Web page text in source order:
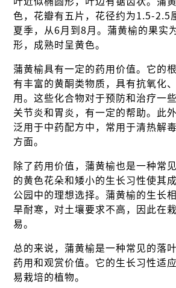
色，花瓣有五片，花径约为1.5-2.5
夏季，从6月到8月。蒲黄榆的果实
形，成熟时呈黄色。
蒲黄榆具有一定的药用价值。它的
有丰富的黄酮类物质，具有抗氧化
用。这些化合物对于预防和治疗一
关节炎和胃炎，有一定的帮助。此
泛用于中药配方中，常用于清热解
方面。
除了药用价值，蒲黄榆也是一种常
的黄色花朵和矮小的生长习性使其
公园中的理想选择。蒲黄榆的生长
旱耐寒，对土壤要求不高，因此在
易。
总的来说，蒲黄榆是一种常见的落
药用和观赏价值。它的生长习性适
易栽培的植物。